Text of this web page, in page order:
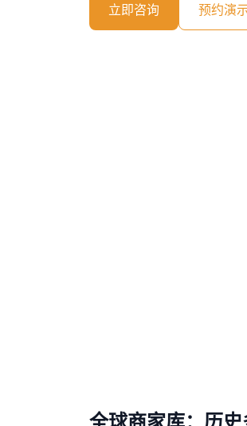
立即咨询 预约演